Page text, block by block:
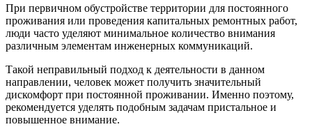
При первичном обустройстве территории для постоянного
проживания или проведения капитальных ремонтных работ,
люди часто уделяют минимальное количество внимания
различным элементам инженерных коммуникаций.
Такой неправильный подход к деятельности в данном
направлении, человек может получить значительный
дискомфорт при постоянной проживании. Именно поэтому,
рекомендуется уделять подобным задачам пристальное и
повышенное внимание.